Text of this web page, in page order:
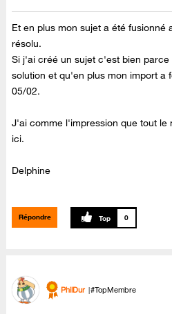
Et en plus mon sujet a été fusionné
résolu.
Si j'ai créé un sujet c'est bien
solution et qu'en plus mon import a
05/02.
J'ai comme l'impression que tout le
ici.
Delphine
Répondre 0
PhilDur #TopMembre